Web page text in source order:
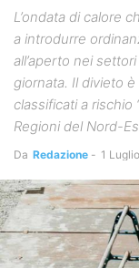
L’ondata di calore
a introdurre
all’aperto nei
giornata. Il divieto
classificati a rischio
Regioni del Nord-
Da Redazione - 1